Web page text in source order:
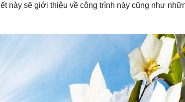
này sẽ giới thiệu về công trình này cũng như